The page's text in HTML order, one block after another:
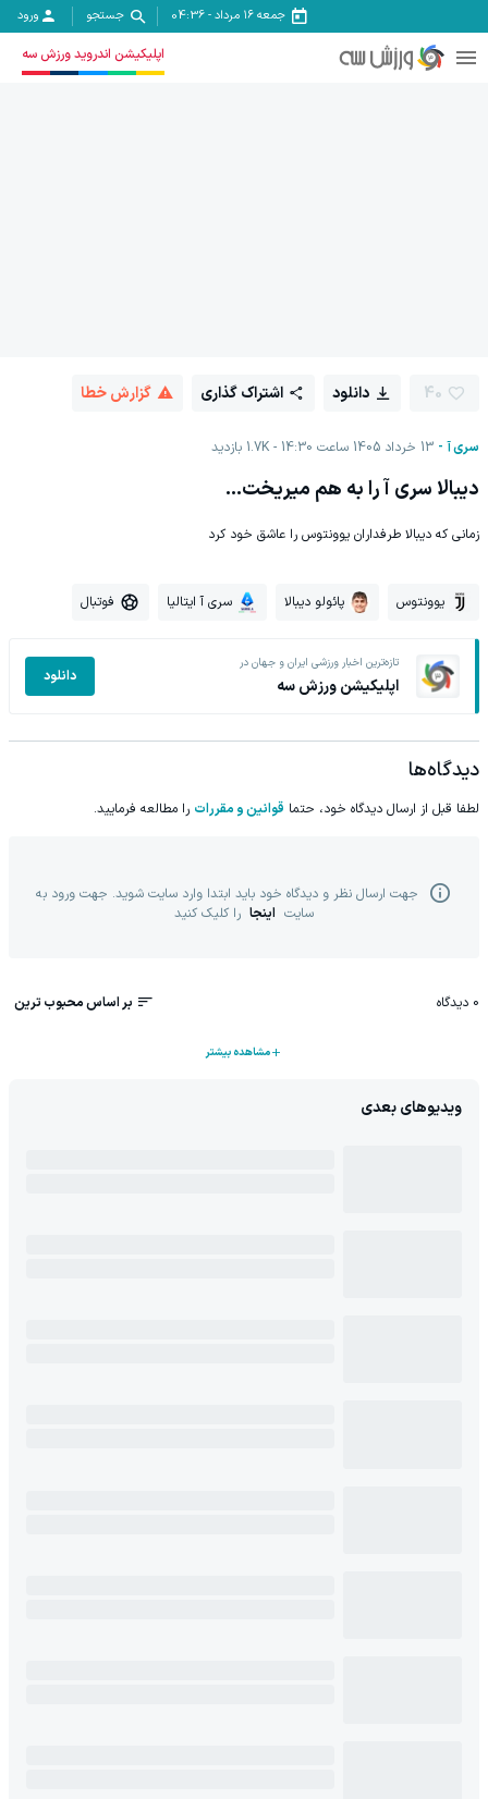
جمعه ۱۶ مرداد -
04:36 جستجو ورود
اپلیکیشن اندروید ورزش سه
سری آ 13 خرداد 1405 ساعت 14:30 1.7K بازدید
40 دانلود اشتراک گذاری گزارش خطا
دیبالا سری آ را به هم میریخت...
زمانی که دیبالا طرفداران یوونتوس را عاشق خود کرد
یوونتوس پائولو دیبالا سری آ ایتالیا فوتبال
تازه‌ترین اخبار ورزشی ایران و جهان در
اپلیکیشن ورزش سه دانلود
دیدگاه‌ها
لطفا قبل از ارسال دیدگاه خود، حتما قوانین و مقررات را مطالعه فرمایید.
جهت ارسال نظر و دیدگاه خود باید ابتدا وارد سایت شوید. جهت ورود به
سایت اینجا را کلیک کنید
0 دیدگاه بر اساس محبوب ترین
مشاهده بیشتر
ویدیوهای بعدی